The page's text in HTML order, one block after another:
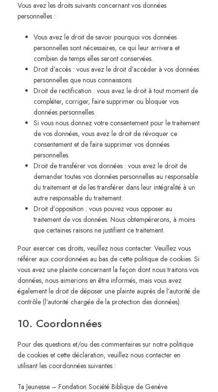
Vous avez les droits suivants concernant vos données
personnelles :
Vous avez le droit de savoir pourquoi vos données
personnelles sont nécessaires, ce qui leur arrivera et
combien de temps elles seront conservées.
Droit d’accès : vous avez le droit d’accéder à vos données
personnelles que nous connaissons.
Droit de rectification : vous avez le droit à tout moment de
compléter, corriger, faire supprimer ou bloquer vos
données personnelles.
Si vous nous donnez votre consentement pour le traitement
de vos données, vous avez le droit de révoquer ce
consentement et de faire supprimer vos données
personnelles.
Droit de transférer vos données : vous avez le droit de
demander toutes vos données personnelles au responsable
du traitement et de les transférer dans leur intégralité à un
autre responsable du traitement.
Droit d’opposition : vous pouvez vous opposer au
traitement de vos données. Nous obtempérerons, à moins
que certaines raisons ne justifient ce traitement.
Pour exercer ces droits, veuillez nous contacter. Veuillez vous
référer aux coordonnées au bas de cette politique de cookies. Si
vous avez une plainte concernant la façon dont nous traitons vos
données, nous aimerions en être informés, mais vous avez
également le droit de déposer une plainte auprès de l’autorité de
contrôle (l’autorité chargée de la protection des données).
10. Coordonnées
Pour des questions et/ou des commentaires sur notre politique
de cookies et cette déclaration, veuillez nous contacter en
utilisant les coordonnées suivantes :
Ta Jeunesse – Fondation Société Biblique de Genève